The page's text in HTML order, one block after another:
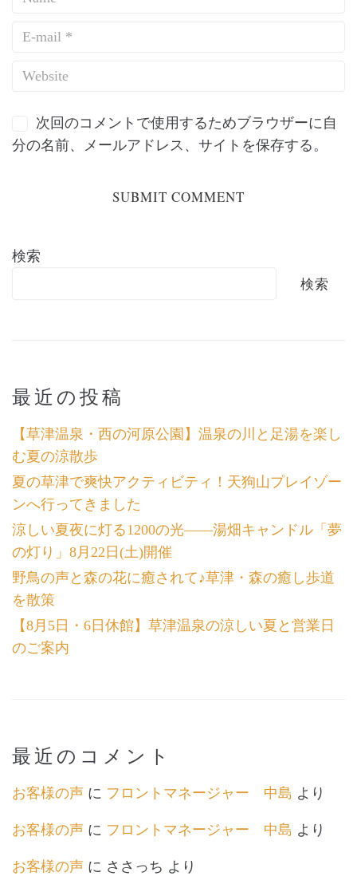
次回のコメントで使用するためブラウザーに自
分の名前、メールアドレス、サイトを保存する。
検索
検索
最近の投稿
【草津温泉・西の河原公園】温泉の川と足湯を楽し
む夏の涼散歩
夏の草津で爽快アクティビティ！天狗山プレイゾー
ンへ行ってきました
涼しい夏夜に灯る1200の光――湯畑キャンドル「夢
の灯り」8月22日(土)開催
野鳥の声と森の花に癒されて♪草津・森の癒し歩道
を散策
【8月5日・6日休館】草津温泉の涼しい夏と営業日
のご案内
最近のコメント
お客様の声 に フロントマネージャー 中島 より
お客様の声 に フロントマネージャー 中島 より
お客様の声 に ささっち より